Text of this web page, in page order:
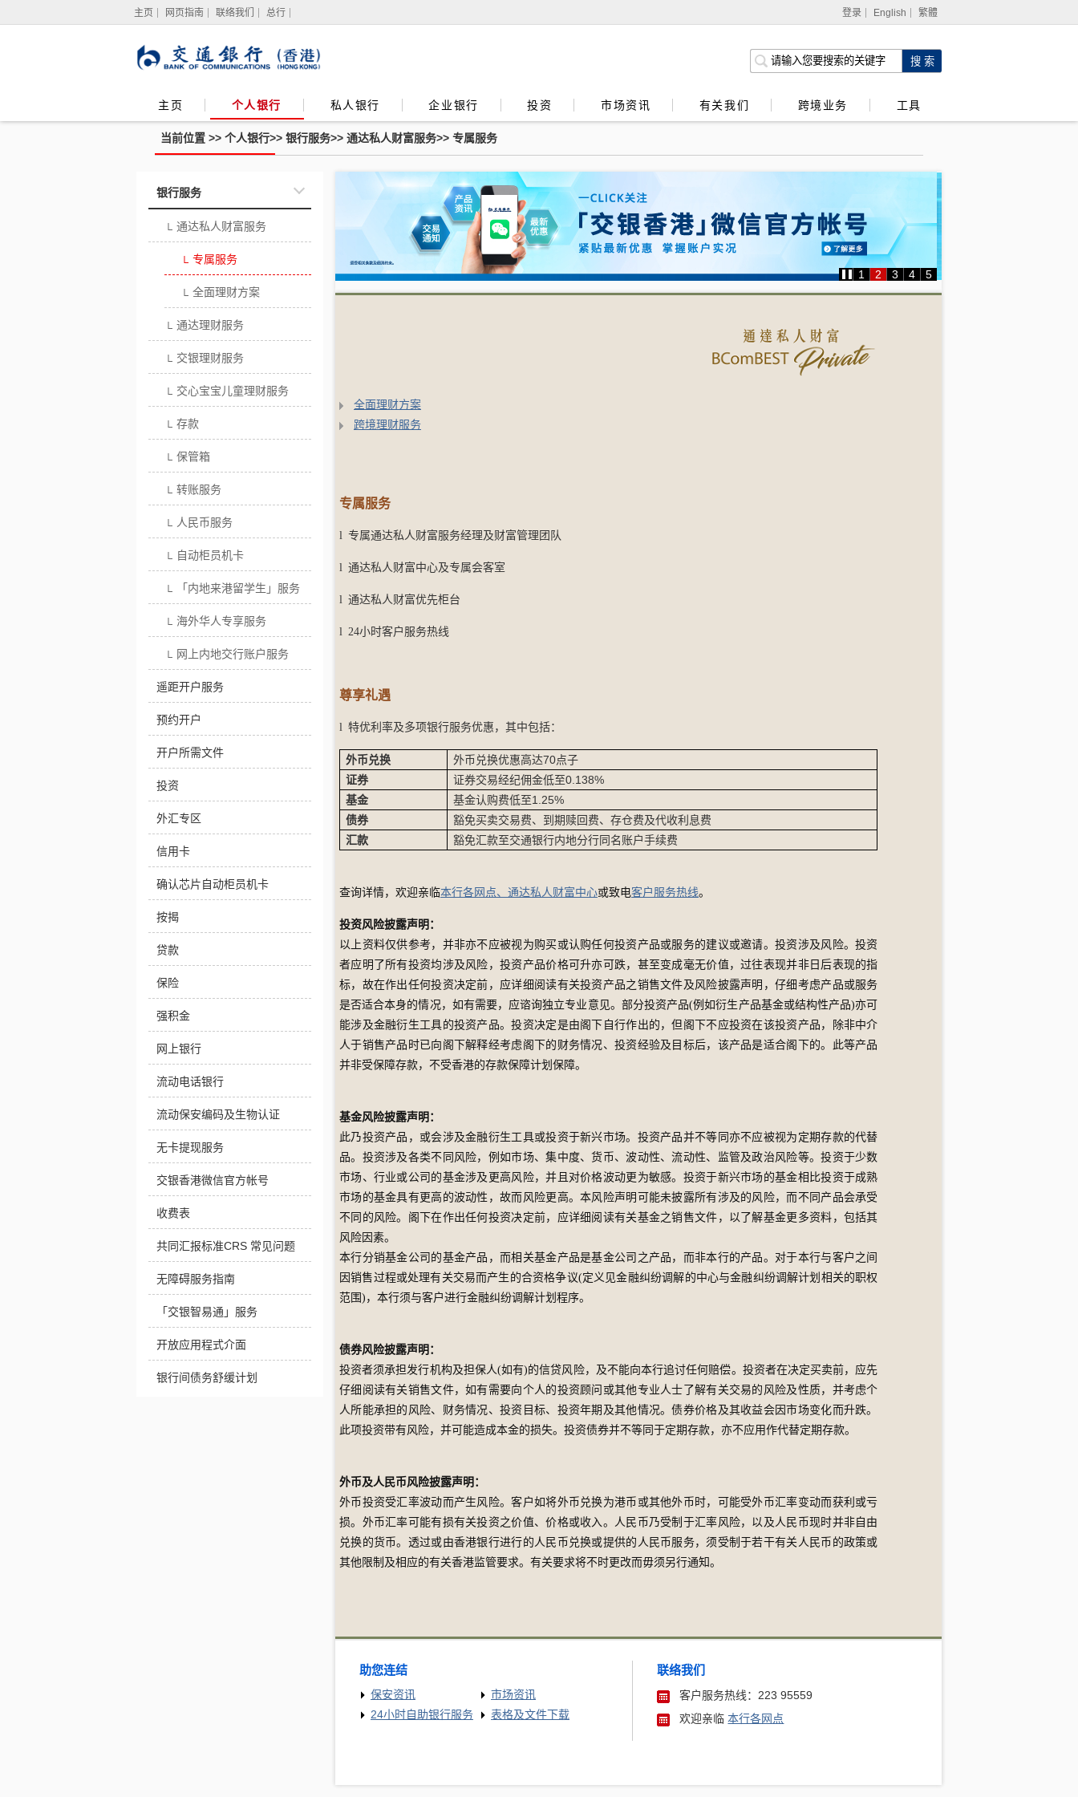
主页 网页指南 联络我们 总行 登录 English 繁體
强积金服务
主页 个人银行 私人银行 企业银行 投资 市场资讯 有关我们 跨境业务 工具
当前位置 >> 个人银行>> 银行服务>> 通达私人财富服务>> 专属服务
银行服务
└ 通达私人财富服务
└ 专属服务
└ 全面理财方案
└ 通达理财服务
└ 交银理财服务
└ 交心宝宝儿童理财服务
└ 存款
└ 保管箱
└ 转账服务
└ 人民币服务
└ 自动柜员机卡
└ 「内地来港留学生」服务
└ 海外华人专享服务
└ 网上内地交行账户服务
遥距开户服务
预约开户
开户所需文件
投资
外汇专区
信用卡
确认芯片自动柜员机卡
按揭
贷款
保险
强积金
网上银行
流动电话银行
流动保安编码及生物认证
无卡提现服务
交银香港微信官方帐号
收费表
共同汇报标准CRS 常见问题
无障碍服务指南
「交银智易通」服务
开放应用程式介面
银行间债务舒缓计划
1 2 3 4 5
全面理财方案
跨境理财服务
专属服务
l 专属通达私人财富服务经理及财富管理团队
l 通达私人财富中心及专属会客室
l 通达私人财富优先柜台
l 24小时客户服务热线
尊享礼遇
l 特优利率及多项银行服务优惠，其中包括：
外币兑换
外币兑换优惠高达70点子
证券
证券交易经纪佣金低至0.138%
基金
基金认购费低至1.25%
债券
豁免买卖交易费、到期赎回费、存仓费及代收利息费
汇款
豁免汇款至交通银行内地分行同名账户手续费
查询详情，欢迎亲临本行各网点、通达私人财富中心或致电客户服务热线。
投资风险披露声明：
以上资料仅供参考，并非亦不应被视为购买或认购任何投资产品或服务的建议或邀请。投资涉及风险。投资
者应明了所有投资均涉及风险，投资产品价格可升亦可跌，甚至变成毫无价值，过往表现并非日后表现的指
标，故在作出任何投资决定前，应详细阅读有关投资产品之销售文件及风险披露声明，仔细考虑产品或服务
是否适合本身的情况，如有需要，应谘询独立专业意见。部分投资产品(例如衍生产品基金或结构性产品)亦可
能涉及金融衍生工具的投资产品。投资决定是由阁下自行作出的，但阁下不应投资在该投资产品，除非中介
人于销售产品时已向阁下解释经考虑阁下的财务情况、投资经验及目标后，该产品是适合阁下的。此等产品
并非受保障存款，不受香港的存款保障计划保障。
基金风险披露声明：
此乃投资产品，或会涉及金融衍生工具或投资于新兴市场。投资产品并不等同亦不应被视为定期存款的代替
品。投资涉及各类不同风险，例如市场、集中度、货币、波动性、流动性、监管及政治风险等。投资于少数
市场、行业或公司的基金涉及更高风险，并且对价格波动更为敏感。投资于新兴市场的基金相比投资于成熟
市场的基金具有更高的波动性，故而风险更高。本风险声明可能未披露所有涉及的风险，而不同产品会承受
不同的风险。阁下在作出任何投资决定前，应详细阅读有关基金之销售文件，以了解基金更多资料，包括其
风险因素。
本行分销基金公司的基金产品，而相关基金产品是基金公司之产品，而非本行的产品。对于本行与客户之间
因销售过程或处理有关交易而产生的合资格争议(定义见金融纠纷调解的中心与金融纠纷调解计划相关的职权
范围)，本行须与客户进行金融纠纷调解计划程序。
债券风险披露声明：
投资者须承担发行机构及担保人(如有)的信贷风险，及不能向本行追讨任何赔偿。投资者在决定买卖前，应先
仔细阅读有关销售文件，如有需要向个人的投资顾问或其他专业人士了解有关交易的风险及性质，并考虑个
人所能承担的风险、财务情况、投资目标、投资年期及其他情况。债券价格及其收益会因市场变化而升跌。
此项投资带有风险，并可能造成本金的损失。投资债券并不等同于定期存款，亦不应用作代替定期存款。
外币及人民币风险披露声明：
外币投资受汇率波动而产生风险。客户如将外币兑换为港币或其他外币时，可能受外币汇率变动而获利或亏
损。外币汇率可能有损有关投资之价值、价格或收入。人民币乃受制于汇率风险，以及人民币现时并非自由
兑换的货币。透过或由香港银行进行的人民币兑换或提供的人民币服务，须受制于若干有关人民币的政策或
其他限制及相应的有关香港监管要求。有关要求将不时更改而毋须另行通知。
助您连结
保安资讯
市场资讯
24小时自助银行服务
表格及文件下载
联络我们
客户服务热线：223 95559
欢迎亲临本行各网点